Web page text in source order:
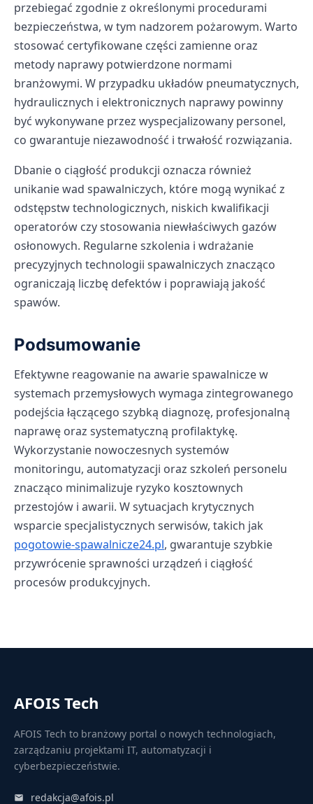
przebiegać zgodnie z określonymi procedurami
bezpieczeństwa, w tym nadzorem pożarowym. Warto
stosować certyfikowane części zamienne oraz
metody naprawy potwierdzone normami
branżowymi. W przypadku układów pneumatycznych,
hydraulicznych i elektronicznych naprawy powinny
być wykonywane przez wyspecjalizowany personel,
co gwarantuje niezawodność i trwałość rozwiązania.
Dbanie o ciągłość produkcji oznacza również
unikanie wad spawalniczych, które mogą wynikać z
odstępstw technologicznych, niskich kwalifikacji
operatorów czy stosowania niewłaściwych gazów
osłonowych. Regularne szkolenia i wdrażanie
precyzyjnych technologii spawalniczych znacząco
ograniczają liczbę defektów i poprawiają jakość
spawów.
Podsumowanie
Efektywne reagowanie na awarie spawalnicze w
systemach przemysłowych wymaga zintegrowanego
podejścia łączącego szybką diagnozę, profesjonalną
naprawę oraz systematyczną profilaktykę.
Wykorzystanie nowoczesnych systemów
monitoringu, automatyzacji oraz szkoleń personelu
znacząco minimalizuje ryzyko kosztownych
przestojów i awarii. W sytuacjach krytycznych
wsparcie specjalistycznych serwisów, takich jak
pogotowie-spawalnicze24.pl, gwarantuje szybkie
przywrócenie sprawności urządzeń i ciągłość
procesów produkcyjnych.
AFOIS Tech
AFOIS Tech to branżowy portal o nowych technologiach,
zarządzaniu projektami IT, automatyzacji i
cyberbezpieczeństwie.
redakcja@afois.pl